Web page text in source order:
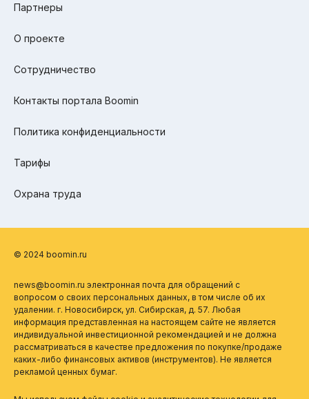
Партнеры
О проекте
Сотрудничество
Контакты портала Boomin
Политика конфиденциальности
Тарифы
Охрана труда
© 2024 boomin.ru
news@boomin.ru электронная почта для обращений с
вопросом о своих персональных данных, в том числе об их
удалении. г. Новосибирск, ул. Сибирская, д. 57. Любая
информация представленная на настоящем сайте не является
индивидуальной инвестиционной рекомендацией и не должна
рассматриваться в качестве предложения по покупке/продаже
каких-либо финансовых активов (инструментов). Не является
рекламой ценных бумаг.